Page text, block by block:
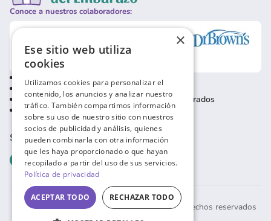
Conoce a nuestros colaboradores:
Política de privacidad
Política de cookies
Condiciones de uso
Aviso Legal
Contacto usuarios
Contacto empresas
Baja usuarios registrados
SÍGUENOS EN REDES SOCIALES
© Canastilla del embarazo 2026. Todos los derechos reservados
×
Ese sitio web utiliza
cookies
Utilizamos cookies para personalizar el
contenido, los anuncios y analizar nuestro
tráfico. También compartimos información
sobre su uso de nuestro sitio con nuestros
socios de publicidad y análisis, quienes
pueden combinarla con otra información
que les haya proporcionado o que hayan
recopilado a partir del uso de sus servicios.
Política de privacidad
ACEPTAR TODO RECHAZAR TODO